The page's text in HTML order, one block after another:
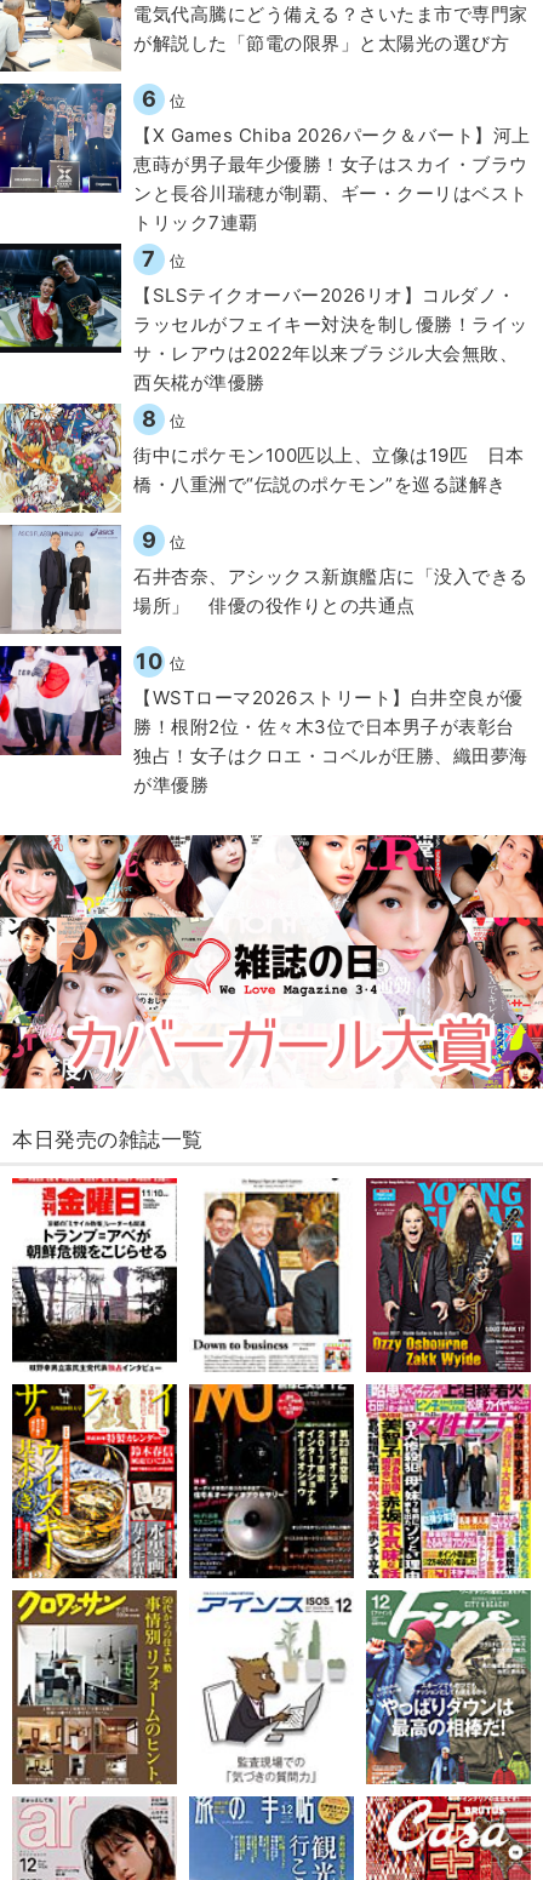
電気代高騰にどう備える？さいたま市で専門家
が解説した「節電の限界」と太陽光の選び方
6 位
【X Games Chiba 2026パーク＆バート】河上
恵蒔が男子最年少優勝！女子はスカイ・ブラウ
ンと長谷川瑞穂が制覇、ギー・クーリはベスト
トリック7連覇
7 位
【SLSテイクオーバー2026リオ】コルダノ・
ラッセルがフェイキー対決を制し優勝！ライッ
サ・レアウは2022年以来ブラジル大会無敗、
西矢椛が準優勝
8 位
街中にポケモン100匹以上、立像は19匹 日本
橋・八重洲で“伝説のポケモン”を巡る謎解き
9 位
石井杏奈、アシックス新旗艦店に「没入できる
場所」 俳優の役作りとの共通点
10 位
【WSTローマ2026ストリート】白井空良が優
勝！根附2位・佐々木3位で日本男子が表彰台
独占！女子はクロエ・コベルが圧勝、織田夢海
が準優勝
本日発売の雑誌一覧